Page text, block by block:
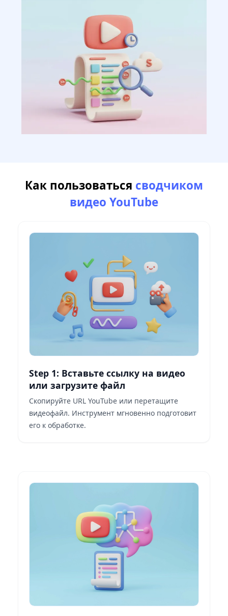
Как пользоваться сводчиком
видео YouTube
Step 1: Вставьте ссылку на видео
или загрузите файл
Скопируйте URL YouTube или перетащите
видеофайл. Инструмент мгновенно подготовит
его к обработке.